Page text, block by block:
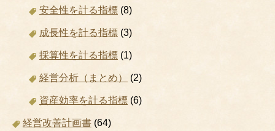
安全性を計る指標 (8)
成長性を計る指標 (3)
採算性を計る指標 (1)
経営分析（まとめ） (2)
資産効率を計る指標 (6)
経営改善計画書 (64)